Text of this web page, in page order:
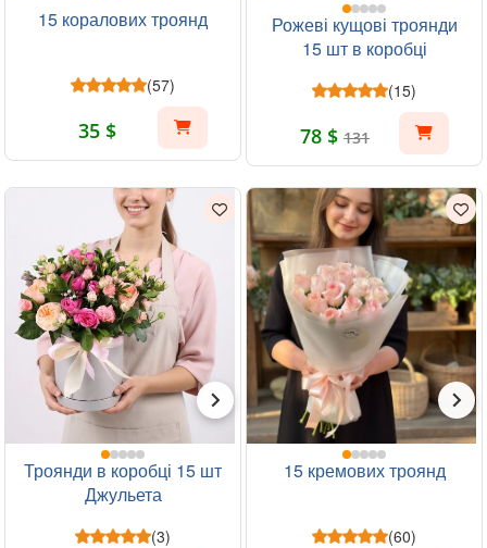
15 коралових троянд
(57)
35 $
Рожеві кущові троянди
15 шт в коробці
(15)
78 $ 131
Троянди в коробці 15 шт
Джульета
(3)
15 кремових троянд
(60)